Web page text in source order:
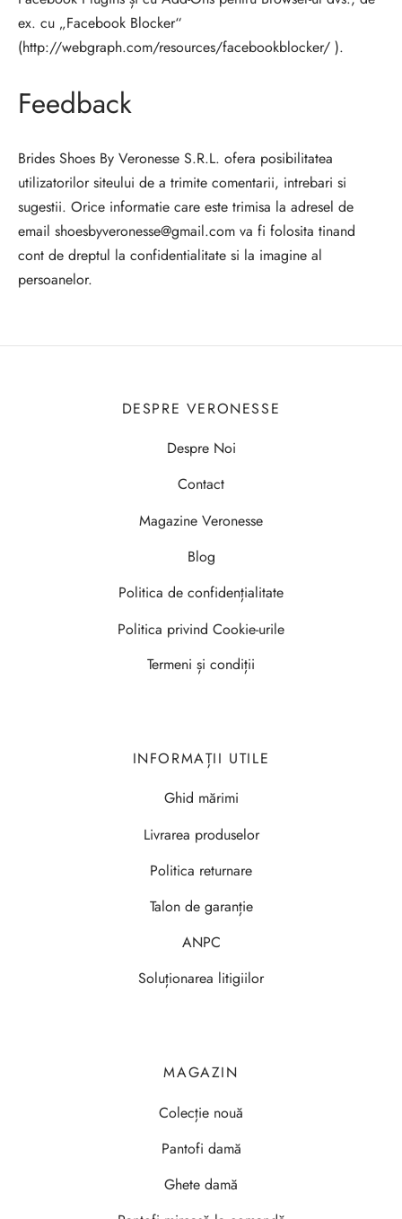
ex. cu „Facebook Blocker“
(http://webgraph.com/resources/facebookblocker/ ).
Feedback
Brides Shoes By Veronesse S.R.L. ofera posibilitatea
utilizatorilor siteului de a trimite comentarii, intrebari si
sugestii. Orice informatie care este trimisa la adresel de
email shoesbyveronesse@gmail.com va fi folosita tinand
cont de dreptul la confidentialitate si la imagine al
persoanelor.
DESPRE VERONESSE
Despre Noi
Contact
Magazine Veronesse
Blog
Politica de confidențialitate
Politica privind Cookie-urile
Termeni și condiții
INFORMAȚII UTILE
Ghid mărimi
Livrarea produselor
Politica returnare
Talon de garanție
ANPC
Soluționarea litigiilor
MAGAZIN
Colecție nouă
Pantofi damă
Ghete damă